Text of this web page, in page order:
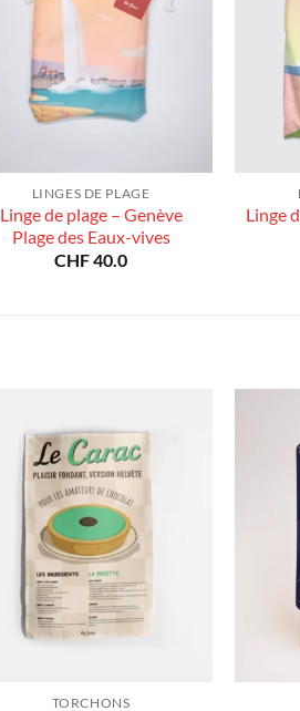
LINGES DE PLAGE
Linge de plage – Genève
Plage des Eaux-vives
CHF40.0
Linge
TORCHONS